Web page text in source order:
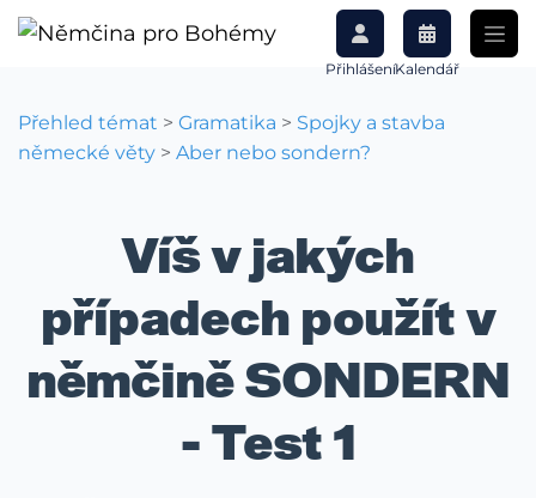
PřihlášeníKalendář
Přehled témat > Gramatika > Spojky a stavba
německé věty > Aber nebo sondern?
Víš v jakých
případech použít v
němčině SONDERN
- Test 1